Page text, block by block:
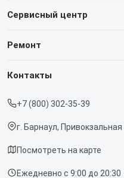
Сервисный центр
О нашем сервисе
Срочный ремонт
Доставка и способы оплаты
Диагностика
Ремонт
Ноутбуков
Контакты
+7 (800) 302-35-39
г. Барнаул, Привокзальная
Посмотреть на карте
Ежедневно с 9:00 до 20:30